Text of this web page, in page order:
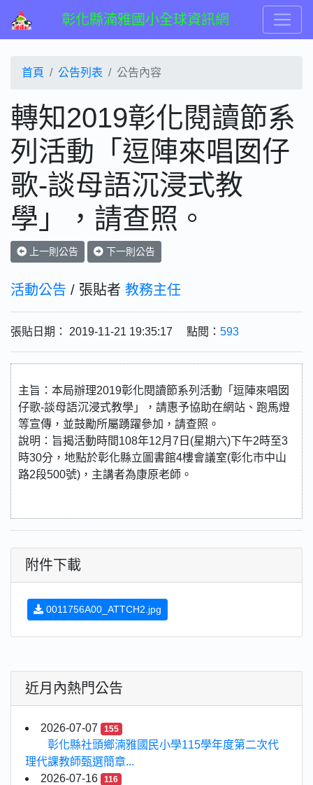
彰化縣湳雅國小全球資訊網
首頁 公告列表 公告內容
轉知2019彰化閱讀節系
列活動「逗陣來唱囡仔
歌-談母語沉浸式教
學」，請查照。
上一則公告 下一則公告
活動公告 / 張貼者 教務主任
張貼日期： 2019-11-21 19:35:17 點閱： 593
主旨：本局辦理2019彰化閱讀節系列活動「逗陣來唱囡
仔歌-談母語沉浸式教學」，請惠予協助在網站、跑馬燈
等宣傳，並鼓勵所屬踴躍參加，請查照。
說明：旨揭活動時間108年12月7日(星期六)下午2時至3
時30分，地點於彰化縣立圖書館4樓會議室(彰化市中山
路2段500號)，主講者為康原老師。
附件下載
0011756A00_ATTCH2.jpg
近月內熱門公告
2026-07-07 155
彰化縣社頭鄉湳雅國民小學115學年度第二次代
理代課教師甄選簡章...
2026-07-16
116